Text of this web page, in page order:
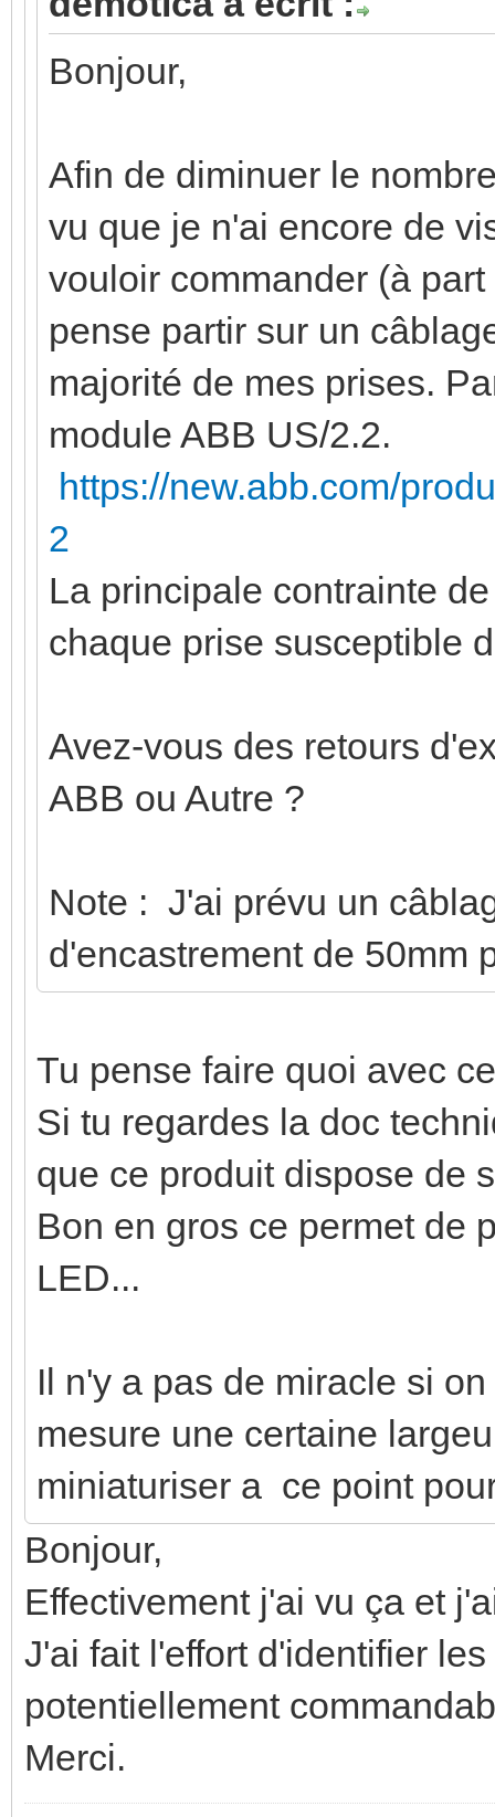
Bonjour,
Afin de diminuer le
vu que je n'ai encore de
vouloir commander (à
pense partir sur un
majorité de mes prises.
module ABB US/2.2.
https://new.abb.com/
2
La principale contrainte
chaque prise susceptible
Avez-vous des retours
ABB ou Autre ?
Note : J'ai prévu un
d'encastrement de 50mm
Tu pense faire quoi avec
Si tu regardes la doc
que ce produit dispose de
Bon en gros ce permet de
LED...
Il n'y a pas de miracle si
mesure une certaine
miniaturiser a ce point
Bonjour,
Effectivement j'ai vu ça et
J'ai fait l'effort d'identifier
potentiellement
Merci.